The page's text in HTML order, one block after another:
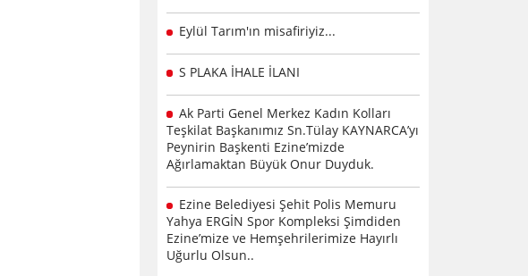
Eylül Tarım'ın misafiriyiz...
S PLAKA İHALE İLANI
Ak Parti Genel Merkez Kadın Kolları
Teşkilat Başkanımız Sn.Tülay KAYNARCA’yı
Peynirin Başkenti Ezine’mizde
Ağırlamaktan Büyük Onur Duyduk.
Ezine Belediyesi Şehit Polis Memuru
Yahya ERGİN Spor Kompleksi Şimdiden
Ezine’mize ve Hemşehrilerimize Hayırlı
Uğurlu Olsun..